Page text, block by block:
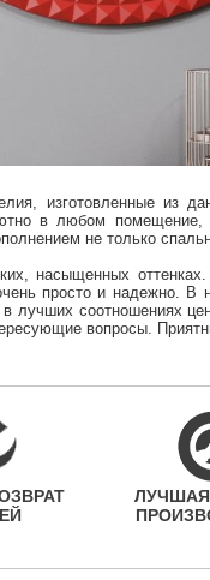
изготовленные из
в любом помещение,
не только
насыщенных
просто и надежно. В
соотношениях
вопросы.